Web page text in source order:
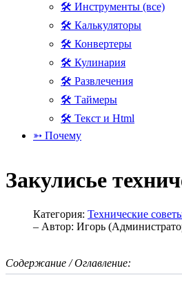
🛠 Инструменты (все)
🛠 Калькуляторы
🛠 Конвертеры
🛠 Кулинария
🛠 Развлечения
🛠 Таймеры
🛠 Текст и Html
➳ Почему
Закулисье
Категория: Технические
– Автор: Игорь
Содержание / Оглавление: